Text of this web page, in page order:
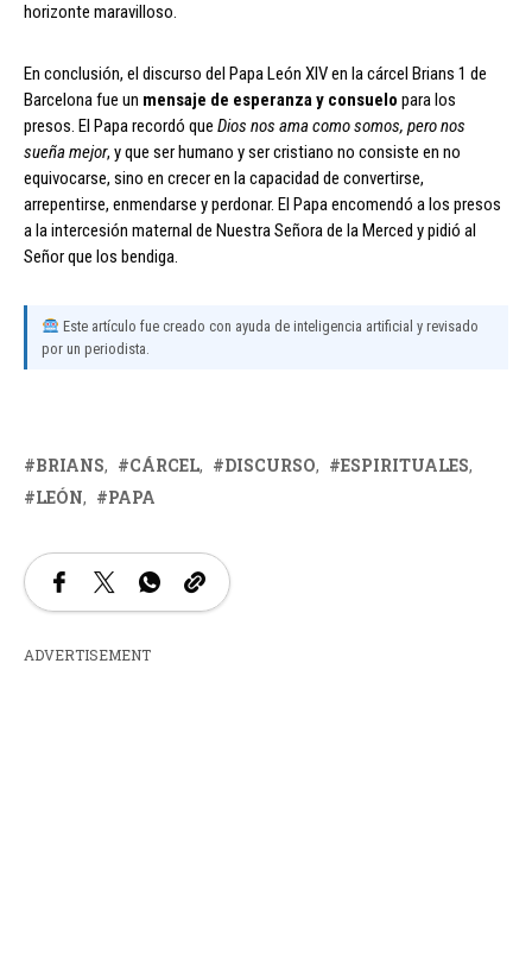
horizonte maravilloso.
En conclusión, el discurso del Papa León XIV en la cárcel Brians 1 de
Barcelona fue un mensaje de esperanza y consuelo para los
presos. El Papa recordó que Dios nos ama como somos, pero nos
sueña mejor, y que ser humano y ser cristiano no consiste en no
equivocarse, sino en crecer en la capacidad de convertirse,
arrepentirse, enmendarse y perdonar. El Papa encomendó a los presos
a la intercesión maternal de Nuestra Señora de la Merced y pidió al
Señor que los bendiga.
Este artículo fue creado con ayuda de inteligencia artificial y revisado
por un periodista.
BRIANS CÁRCEL DISCURSO
ESPIRITUALES
LEÓN
PAPA
ADVERTISEMENT